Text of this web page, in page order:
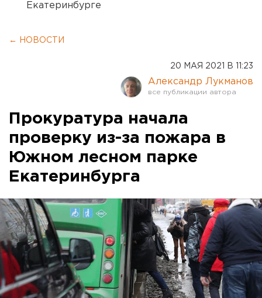
Екатеринбурге
← НОВОСТИ
20 МАЯ 2021 В 11:23
Александр Лукманов
Прокуратура начала
проверку из-за пожара в
Южном лесном парке
Екатеринбурга